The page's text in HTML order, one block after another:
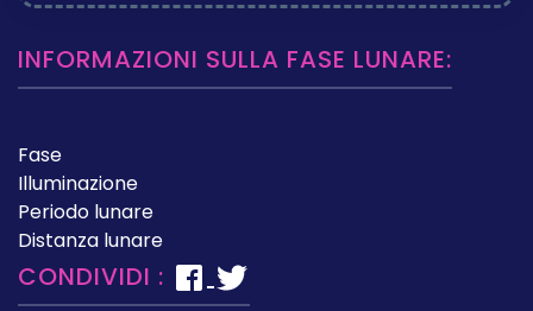
INFORMAZIONI SULLA FASE LUNARE:
Fase
Illuminazione
Periodo lunare
Distanza lunare
CONDIVIDI :